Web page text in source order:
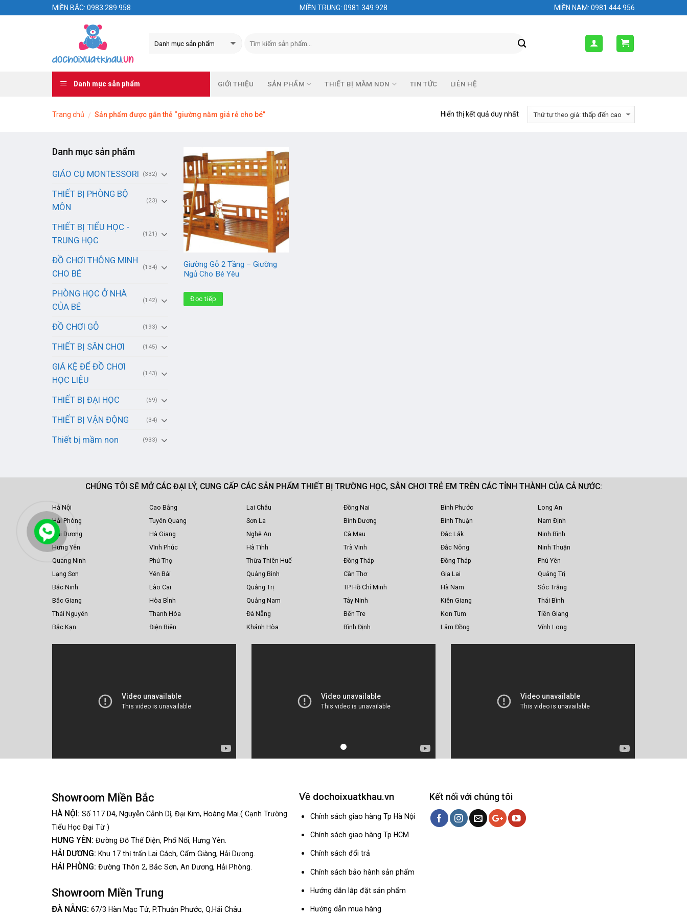
MIỀN BẮC: 0983.289.958 MIỀN TRUNG: 0981.349.928 MIỀN NAM: 0981.444.956
Danh mục sản phẩm GIỚI THIỆU SẢN PHẨM THIẾT BỊ MẦM NON TIN TỨC LIÊN HỆ
Trang chủ / Sản phẩm được gắn thẻ “giường nằm giá rẻ cho bé” Hiển thị kết quả duy nhất
Danh mục sản phẩm
GIÁO CỤ MONTESSORI (332)
THIẾT BỊ PHÒNG BỘ
MÔN
(23)
THIẾT BỊ TIỂU HỌC -
TRUNG HỌC
(121)
ĐỒ CHƠI THÔNG MINH
CHO BÉ
(134)
PHÒNG HỌC Ở NHÀ
CỦA BÉ
(142)
ĐỒ CHƠI GỖ (193)
THIẾT BỊ SÂN CHƠI (145)
GIÁ KỆ ĐỂ ĐỒ CHƠI
HỌC LIỆU
(143)
THIẾT BỊ ĐẠI HỌC (69)
THIẾT BỊ VẬN ĐỘNG (34)
Thiết bị mầm non (933)
Giường Gỗ 2 Tầng – Giường
Ngủ Cho Bé Yêu
Đọc tiếp
CHÚNG TÔI SẼ MỞ CÁC ĐẠI LÝ, CUNG CẤP CÁC SẢN PHẨM THIẾT BỊ TRƯỜNG HỌC, SÂN CHƠI TRẺ EM TRÊN CÁC TỈNH THÀNH CỦA CẢ NƯỚC:
Hà Nội
Hải Phòng
Hải Dương
Hưng Yên
Quang Ninh
Lạng Sơn
Bắc Ninh
Bắc Giang
Thái Nguyên
Bắc Kạn
Cao Bằng
Tuyên Quang
Hà Giang
Vĩnh Phúc
Phú Thọ
Yên Bái
Lào Cai
Hòa Bình
Thanh Hóa
Điện Biên
Lai Châu
Sơn La
Nghệ An
Hà Tĩnh
Thừa Thiên Huế
Quảng Bình
Quảng Trị
Quảng Nam
Đà Nẵng
Khánh Hòa
Đồng Nai
Bình Dương
Cà Mau
Trà Vinh
Đồng Tháp
Cần Thơ
TP Hồ Chí Minh
Tây Ninh
Bến Tre
Bình Định
Bình Phước
Bình Thuận
Đắc Lắk
Đắc Nông
Đồng Tháp
Gia Lai
Hà Nam
Kiên Giang
Kon Tum
Lâm Đồng
Long An
Nam Định
Ninh Bình
Ninh Thuận
Phú Yên
Quảng Trị
Sóc Trăng
Thái Bình
Tiền Giang
Vĩnh Long
Showroom Miền Bắc
HÀ NỘI: Số 117 D4, Nguyễn Cảnh Dị, Đại Kim, Hoàng Mai.( Cạnh Trường
Tiểu Học Đại Từ )
HƯNG YÊN: Đường Đỗ Thế Diện, Phố Nối, Hưng Yên.
HẢI DƯƠNG: Khu 17 thị trấn Lai Cách, Cẩm Giàng, Hải Dương.
HẢI PHÒNG: Đường Thôn 2, Bắc Sơn, An Dương, Hải Phòng.
Showroom Miền Trung
ĐÀ NẴNG: 67/3 Hàn Mạc Tử, P.Thuận Phước, Q.Hải Châu.
Về dochoixuatkhau.vn
Chính sách giao hàng Tp Hà Nội
Chính sách giao hàng Tp HCM
Chính sách đổi trả
Chính sách bảo hành sản phẩm
Hướng dẫn lắp đặt sản phẩm
Hướng dẫn mua hàng
Kết nối với chúng tôi